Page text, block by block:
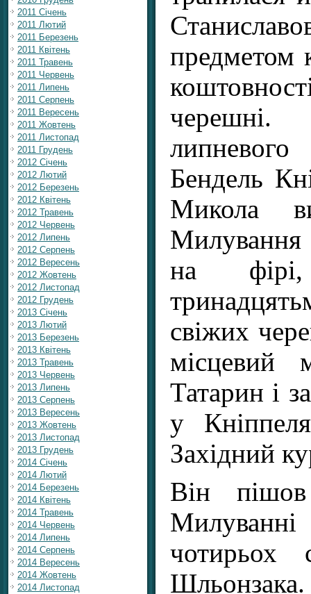
2011 Січень
2011 Лютий
2011 Березень
2011 Квітень
2011 Травень
2011 Червень
2011 Липень
2011 Серпень
2011 Вересень
2011 Жовтень
2011 Листопад
2011 Грудень
2012 Січень
2012 Лютий
2012 Березень
2012 Квітень
2012 Травень
2012 Червень
2012 Липень
2012 Серпень
2012 Вересень
2012 Жовтень
2012 Листопад
2012 Грудень
2013 Січень
2013 Лютий
2013 Березень
2013 Квітень
2013 Травень
2013 Червень
2013 Липень
2013 Серпень
2013 Вересень
2013 Жовтень
2013 Листопад
2013 Грудень
2014 Січень
2014 Лютий
2014 Березень
2014 Квітень
2014 Травень
2014 Червень
2014 Липень
2014 Серпень
2014 Вересень
2014 Жовтень
2014 Листопад
предметом
Бендель
Микола
Милування
на фірі,
свіжих
місцевий
Татарин і
у
Західний
Він
чотирьох